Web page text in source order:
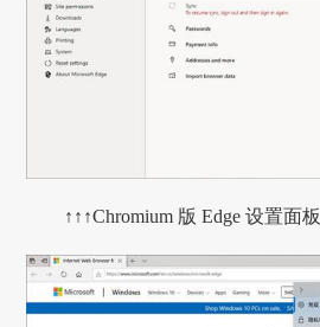
↑↑↑Chromium 版 Edge 设置面板